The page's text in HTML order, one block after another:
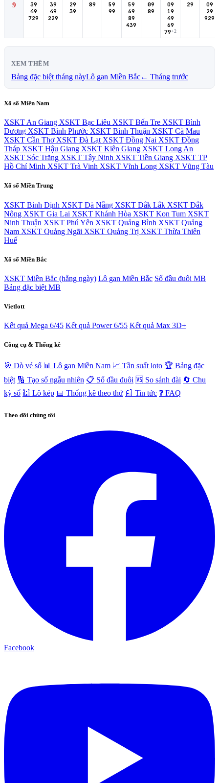
9
39
49
729
39
49
229
29
39
89
59
99
59
69
89
439
09
89
09
19
49
69
79+2
29
09
29
929
XEM THÊM
Bảng đặc biệt tháng nàyLô gan Miền Bắc← Tháng trước
Xổ số Miền Nam
XSKT An Giang XSKT Bạc Liêu XSKT Bến Tre XSKT Bình
Dương XSKT Bình Phước XSKT Bình Thuận XSKT Cà Mau
XSKT Cần Thơ XSKT Đà Lạt XSKT Đồng Nai XSKT Đồng
Tháp XSKT Hậu Giang XSKT Kiên Giang XSKT Long An
XSKT Sóc Trăng XSKT Tây Ninh XSKT Tiền Giang XSKT TP
Hồ Chí Minh XSKT Trà Vinh XSKT Vĩnh Long XSKT Vũng Tàu
Xổ số Miền Trung
XSKT Bình Định XSKT Đà Nẵng XSKT Đắk Lắk XSKT Đắk
Nông XSKT Gia Lai XSKT Khánh Hòa XSKT Kon Tum XSKT
Ninh Thuận XSKT Phú Yên XSKT Quảng Bình XSKT Quảng
Nam XSKT Quảng Ngãi XSKT Quảng Trị XSKT Thừa Thiên
Huế
Xổ số Miền Bắc
XSKT Miền Bắc (hằng ngày) Lô gan Miền Bắc Sổ đầu đuôi MB
Bảng đặc biệt MB
Vietlott
Kết quả Mega 6/45 Kết quả Power 6/55 Kết quả Max 3D+
Công cụ & Thống kê
🎯 Dò vé số 📊 Lô gan Miền Nam 📈 Tần suất loto 🏆 Bảng đặc
biệt 🔢 Tạo số ngẫu nhiên 📋 Sổ đầu đuôi 🆚 So sánh đài 🔄 Chu
kỳ số 👯 Lô kép 📅 Thống kê theo thứ 📰 Tin tức ❓ FAQ
Theo dõi chúng tôi
Facebook